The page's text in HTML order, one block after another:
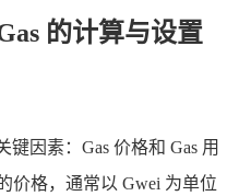
的计算与设置
因素：Gas 价格和 Gas 用
价格，通常以 Gwei 为单位